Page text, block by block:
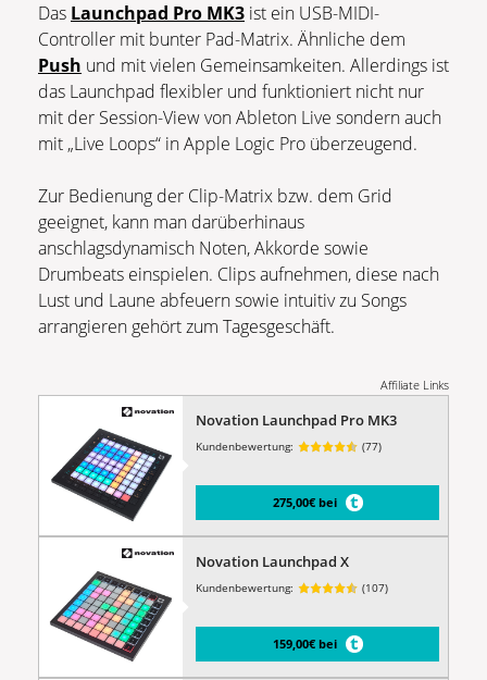
Das Launchpad Pro MK3 ist ein USB-MIDI-
Controller mit bunter Pad-Matrix. Ähnliche dem
Push und mit vielen Gemeinsamkeiten. Allerdings ist
das Launchpad flexibler und funktioniert nicht nur
mit der Session-View von Ableton Live sondern auch
mit „Live Loops“ in Apple Logic Pro überzeugend.
Zur Bedienung der Clip-Matrix bzw. dem Grid
geeignet, kann man darüberhinaus
anschlagsdynamisch Noten, Akkorde sowie
Drumbeats einspielen. Clips aufnehmen, diese nach
Lust und Laune abfeuern sowie intuitiv zu Songs
arrangieren gehört zum Tagesgeschäft.
Affiliate Links
Novation Launchpad Pro MK3
Kundenbewertung: (77)
275,00€ bei
Novation Launchpad X
Kundenbewertung: (107)
159,00€ bei